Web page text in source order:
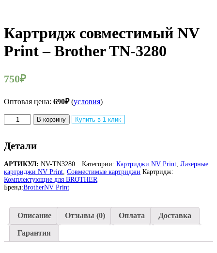
Картридж совместимый NV
Print – Brother TN-3280
750₽
Оптовая цена: 690₽(условия)
Количество
товара
совместимый
NV
Print
-
Brother
TN-
В корзину Купить в 1 клик
Детали
АРТИКУЛ: NV-TN3280 Категории: Картриджи NV Print, Лазерные
картриджи NV Print, Совместимые картриджи Картридж:
Комплектующие для BROTHER
Бренд:BrotherNV Print
Описание Отзывы (0) Оплата Доставка
Гарантия